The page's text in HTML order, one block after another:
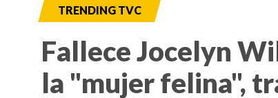
TRENDING TVC
Fallece Jocelyn
la "mujer felina",